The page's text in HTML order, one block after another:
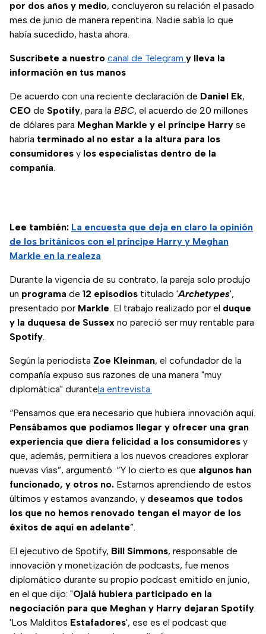
por dos años y medio, concluyeron su relación el pasado
mes de junio de manera repentina. Nadie sabía lo que
había sucedido, hasta ahora.
Suscríbete a nuestro canal de Telegram y lleva la
información en tus manos
De acuerdo con una reciente declaración de Daniel Ek,
CEO de Spotify, para la BBC, el acuerdo de 20 millones
de dólares para Meghan Markle y el príncipe Harry se
habría terminado al no estar a la altura para los
consumidores y los especialistas dentro de la
compañía.
Lee también: La encuesta que deja en claro la opinión
de los británicos con el príncipe Harry y Meghan
Markle en la realeza
Durante la vigencia de su contrato, la pareja solo produjo
un programa de 12 episodios titulado 'Archetypes',
presentado por Markle. El trabajo realizado por el duque
y la duquesa de Sussex no pareció ser muy rentable para
Spotify.
Según la periodista Zoe Kleinman, el cofundador de la
compañía expuso sus razones de una manera "muy
diplomática" durantela entrevista.
“Pensamos que era necesario que hubiera innovación aquí.
Pensábamos que podíamos llegar y ofrecer una gran
experiencia que diera felicidad a los consumidores y
que, además, permitiera a los nuevos creadores explorar
nuevas vías”, argumentó. “Y lo cierto es que algunos han
funcionado, y otros no. Estamos aprendiendo de estos
últimos y estamos avanzando, y deseamos que todos
los que no hemos renovado tengan el mayor de los
éxitos de aquí en adelante”.
El ejecutivo de Spotify, Bill Simmons, responsable de
innovación y monetización de podcasts, fue menos
diplomático durante su propio podcast emitido en junio,
en el que dijo: "Ojalá hubiera participado en la
negociación para que Meghan y Harry dejaran Spotify.
'Los Malditos Estafadores', ese es el podcast que